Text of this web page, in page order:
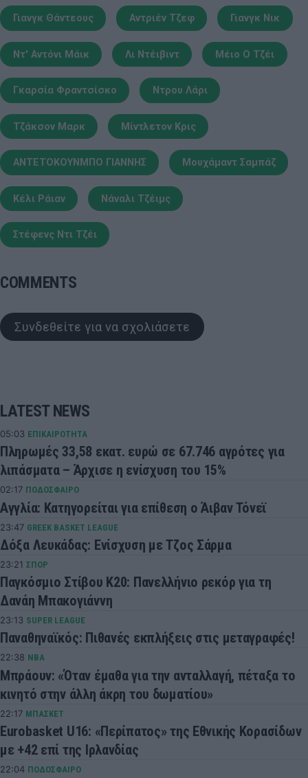
Γιανγκ Θάντεους Αντριέν Τζεφ Γιανγκ Νικ
Ντ' Αντόνι Μάικ Λι Ντέιβιντ Μέιο Ο Τζέι
Γκαρσία Φραντσίσκο Ντρου Λάρι
Τζάκσον Μαρκ Μίντλετον Κρις
ΑΝΤΕΤΟΚΟΥΝΜΠΟ ΓΙΑΝΝΗΣ Μουχάμαντ Σαμπάζ
Κέλι Ράιαν Νάναλι Τζέιμς
Στέφενς Ντι Τζέι
COMMENTS
Συνδεθείτε για να σχολιάσετε
LATEST NEWS
05:03 ΕΠΙΚΑΙΡΟΤΗΤΑ
Πληρωμές 33,58 εκατ. ευρώ σε 67.746 αγρότες για
λιπάσματα – Άρχισε η ενίσχυση του 15%
02:17 ΠΟΔΟΣΦΑΙΡΟ
Αγγλία: Κατηγορείται για επίθεση ο Άιβαν Τόνεϊ
23:47 GREEK BASKET LEAGUE
Δόξα Λευκάδας: Ενίσχυση με Τζος Σάρμα
23:21 ΣΠΟΡ
Παγκόσμιο Στίβου Κ20: Πανελλήνιο ρεκόρ για τη
Δανάη Μπακογιάννη
23:13 SUPER LEAGUE
Παναθηναϊκός: Πιθανές εκπλήξεις στις μεταγραφές!
22:38 NBA
Μπράουν: «Όταν έμαθα για την ανταλλαγή, πέταξα το
κινητό στην άλλη άκρη του δωματίου»
22:17 ΜΠΑΣΚΕΤ
Eurobasket U16: «Περίπατος» της Εθνικής Κορασίδων
με +42 επί της Ιρλανδίας
22:04 ΠΟΔΟΣΦΑΙΡΟ